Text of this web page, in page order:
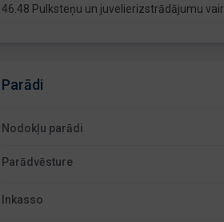
46.48 Pulksteņu un juvelierizstrādājumu
Parādi
Nodokļu parādi
Parādvēsture
Inkasso